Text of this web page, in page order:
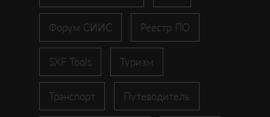
Форум СИИС Реестр ПО
SXF Tools Туризм
Транспорт Путеводитель